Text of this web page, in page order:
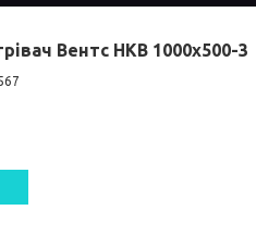
Вентс НКВ 1000x500-3